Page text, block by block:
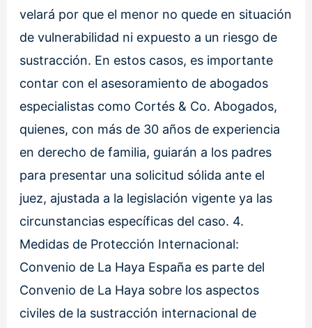
velará por que el menor no quede en situación
de vulnerabilidad ni expuesto a un riesgo de
sustracción. En estos casos, es importante
contar con el asesoramiento de abogados
especialistas como Cortés & Co. Abogados,
quienes, con más de 30 años de experiencia
en derecho de familia, guiarán a los padres
para presentar una solicitud sólida ante el
juez, ajustada a la legislación vigente ya las
circunstancias específicas del caso. 4.
Medidas de Protección Internacional:
Convenio de La Haya España es parte del
Convenio de La Haya sobre los aspectos
civiles de la sustracción internacional de